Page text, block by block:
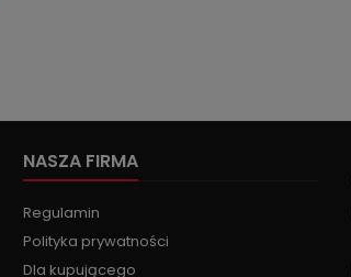
NASZA FIRMA
Regulamin
Polityka prywatności
Dla kupującego